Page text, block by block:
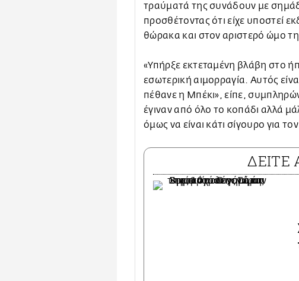
τραύματά της συνάδουν με
προσθέτοντας ότι είχε υποστεί
θώρακα και στον αριστερό ώμο
«Υπήρξε εκτεταμένη βλάβη στο
εσωτερική αιμορραγία. Αυτός
πέθανε η Μπέκι», είπε,
έγιναν από όλο το κοπάδι αλλά
όμως να είναι κάτι σίγουρο για